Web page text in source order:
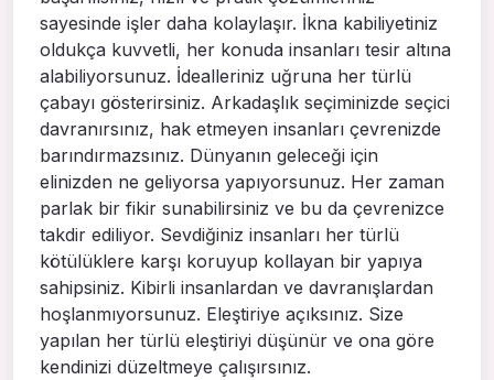
sayesinde işler daha kolaylaşır. İkna kabiliyetiniz
oldukça kuvvetli, her konuda insanları tesir altına
alabiliyorsunuz. İdealleriniz uğruna her türlü
çabayı gösterirsiniz. Arkadaşlık seçiminizde seçici
davranırsınız, hak etmeyen insanları çevrenizde
barındırmazsınız. Dünyanın geleceği için
elinizden ne geliyorsa yapıyorsunuz. Her zaman
parlak bir fikir sunabilirsiniz ve bu da çevrenizce
takdir ediliyor. Sevdiğiniz insanları her türlü
kötülüklere karşı koruyup kollayan bir yapıya
sahipsiniz. Kibirli insanlardan ve davranışlardan
hoşlanmıyorsunuz. Eleştiriye açıksınız. Size
yapılan her türlü eleştiriyi düşünür ve ona göre
kendinizi düzeltmeye çalışırsınız.